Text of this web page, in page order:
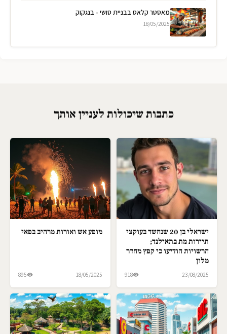
מאסטר קלאס בבניית סושי - בנגקוק
18/05/2025
כתבות שיכולות לעניין אותך
ישראלי בן 20 שנחשד בעוקצי
תיירות מת בתאילנד;
הרשויות הודיעו כי קפץ מחדר
מלון
23/08/2025
918
מופע אש ואורות מרהיב בפאי
18/05/2025
895